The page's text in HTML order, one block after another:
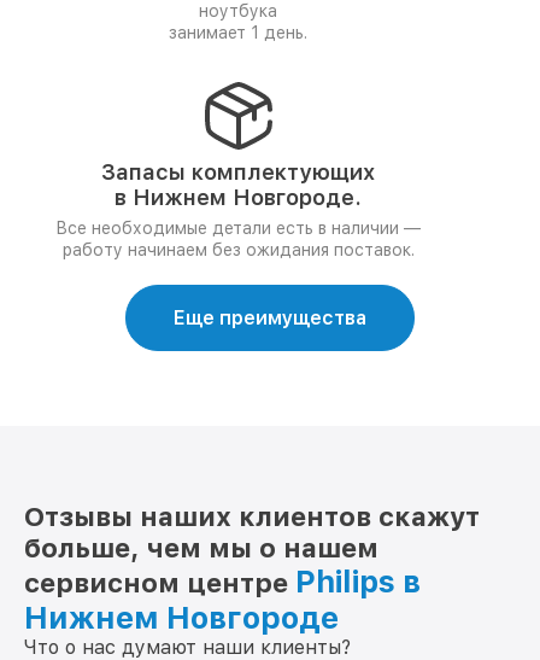
ноутбука
занимает 1 день.
Запасы комплектующих
в Нижнем Новгороде.
Все необходимые детали есть в наличии —
работу начинаем без ожидания поставок.
Еще преимущества
Отзывы наших клиентов скажут
больше, чем мы о нашем
сервисном центре Philips в
Нижнем Новгороде
Что о нас думают наши клиенты?